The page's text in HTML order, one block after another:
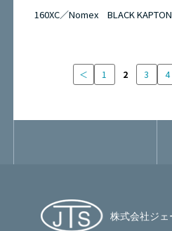
160XC／Nomex BLACK KAPTON
＜ 1 2 3 4